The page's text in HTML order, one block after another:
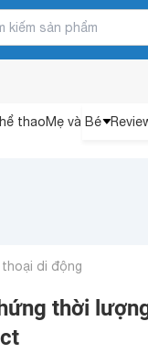
thaoMẹ và Bé
di động
thời